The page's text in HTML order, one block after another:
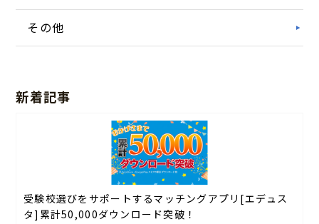
その他
新着記事
受験校選びをサポートするマッチングアプリ[エデュス
タ]累計50,000ダウンロード突破！